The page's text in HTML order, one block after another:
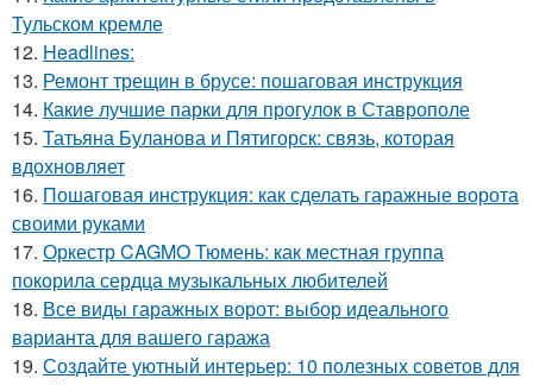
Тульском кремле
12. Headlines:
13. Ремонт трещин в брусе: пошаговая инструкция
14. Какие лучшие парки для прогулок в Ставрополе
15. Татьяна Буланова и Пятигорск: связь, которая
вдохновляет
16. Пошаговая инструкция: как сделать гаражные ворота
своими руками
17. Оркестр CAGMO Тюмень: как местная группа
покорила сердца музыкальных любителей
18. Все виды гаражных ворот: выбор идеального
варианта для вашего гаража
19. Создайте уютный интерьер: 10 полезных советов для